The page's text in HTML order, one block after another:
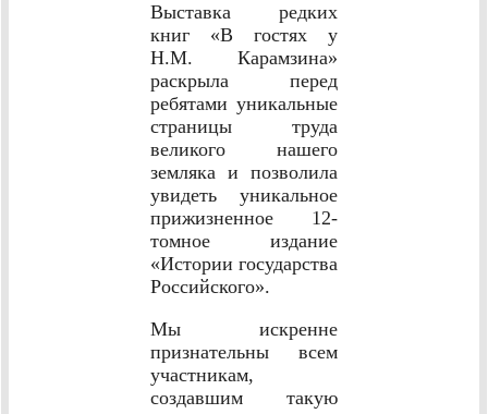
Выставка редких
книг «В гостях у
Н.М. Карамзина»
раскрыла перед
ребятами уникальные
страницы труда
великого нашего
земляка и позволила
увидеть уникальное
прижизненное 12-
томное издание
«Истории государства
Российского».
Мы искренне
признательны всем
участникам,
создавшим такую